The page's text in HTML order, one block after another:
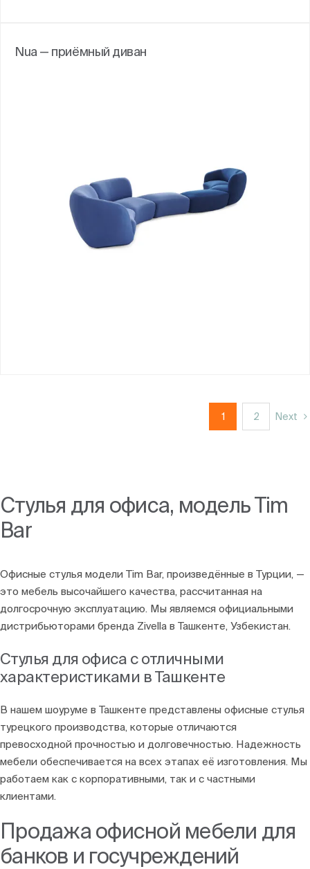
Nua — приёмный диван
1 2 Next
Стулья для офиса, модель Tim
Bar
Офисные стулья модели Tim Bar, произведённые в Турции, —
это мебель высочайшего качества, рассчитанная на
долгосрочную эксплуатацию. Мы являемся официальными
дистрибьюторами бренда Zivella в Ташкенте, Узбекистан.
Стулья для офиса с отличными
характеристиками в Ташкенте
В нашем шоуруме в Ташкенте представлены офисные стулья
турецкого производства, которые отличаются
превосходной прочностью и долговечностью. Надежность
мебели обеспечивается на всех этапах её изготовления. Мы
работаем как с корпоративными, так и с частными
клиентами.
Продажа офисной мебели для
банков и госучреждений